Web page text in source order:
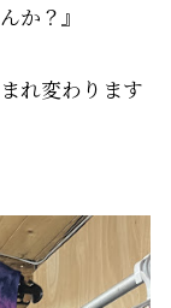
か？』
れ変わります